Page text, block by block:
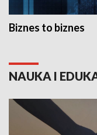
Biznes to biznes
NAUKA I